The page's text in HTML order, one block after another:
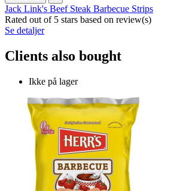
Jack Link's Beef Steak Barbecue Strips
Rated out of 5 stars based on review(s)
Se detaljer
Clients also bought
Ikke på lager